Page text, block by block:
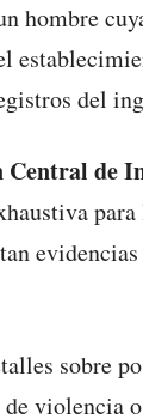
hombre
del
Central de
sobre
violencia